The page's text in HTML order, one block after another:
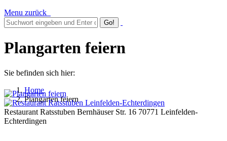
Menu zurück
Plangarten feiern
Sie befinden sich hier:
Home
Plangarten feiern
Restaurant Ratsstuben Bernhäuser Str. 16 70771 Leinfelden-
Echterdingen